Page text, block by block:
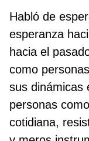
Habló de
esperanza
hacia el
como
sus dinámicas
personas
cotidiana,